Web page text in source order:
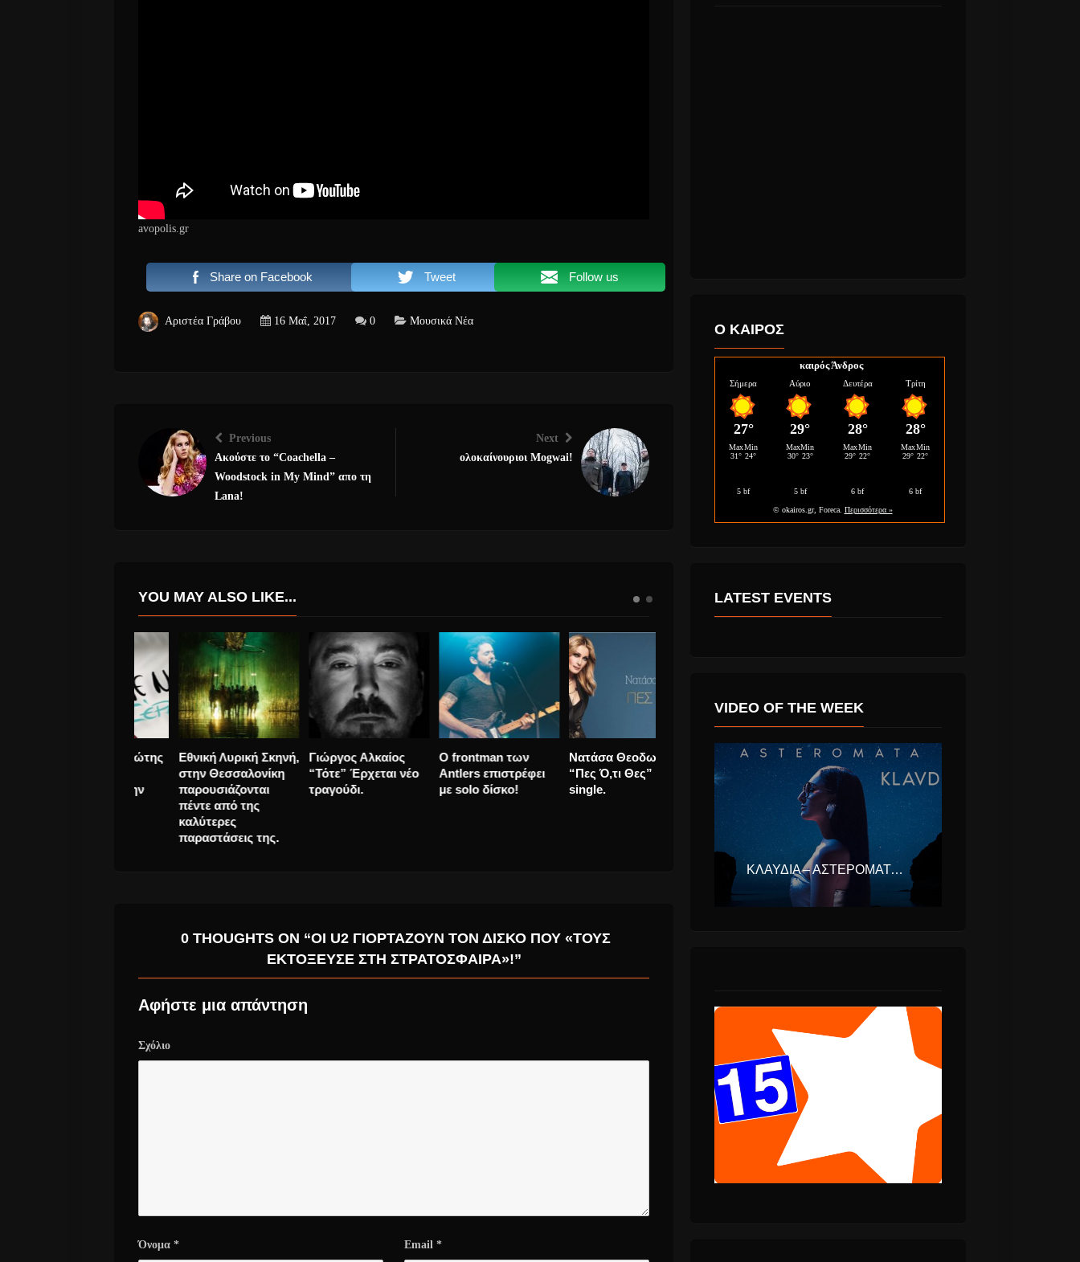
avopolis.gr
Share on Facebook Tweet Follow us
Αριστέα Γράβου 16 Μαΐ, 2017 0 Μουσικά Νέα
Previous
Ακούστε το “Coachella –
Woodstock in My Mind” απο τη
Lana!
Next
ολοκαίνουριοι Mogwai!
YOU MAY ALSO LIKE...
Depeche Mode
“Going Backwards”
νέο videoClip και σε
STAN Αντιπαριώτης
“Δε Με Ξέρεις”
Έρχεται από την
Εθνική Λυρική Σκηνή,
στην Θεσσαλονίκη
παρουσιάζονται
Γιώργος Αλκαίος
“Τότε” Έρχεται νέο
τραγούδι.
O frontman των
Antlers επιστρέφει
Νατάσα Θεοδωρίδου
“Πες Ό,τι Θες” Νέο
single.
0 THOUGHTS ON “ΟΙ U2 ΓΙΟΡΤΆΖΟΥΝ ΤΟΝ ΔΊΣΚΟ ΠΟΥ «ΤΟΥΣ
ΕΚΤΌΞΕΥΣΕ ΣΤΗ ΣΤΡΑΤΌΣΦΑΙΡΑ»!”
Αφήστε μια απάντηση
Σχόλιο
Όνομα * Email *
Ο ΚΑΙΡΟΣ
καιρός Άνδρος
LATEST EVENTS
VIDEO OF THE WEEK
ΚΛΑΥΔΊΑ – ΑΣΤΕΡΟΜΆΤΑ (EUROVISION ΕΛΛΆΔΑ 2025)